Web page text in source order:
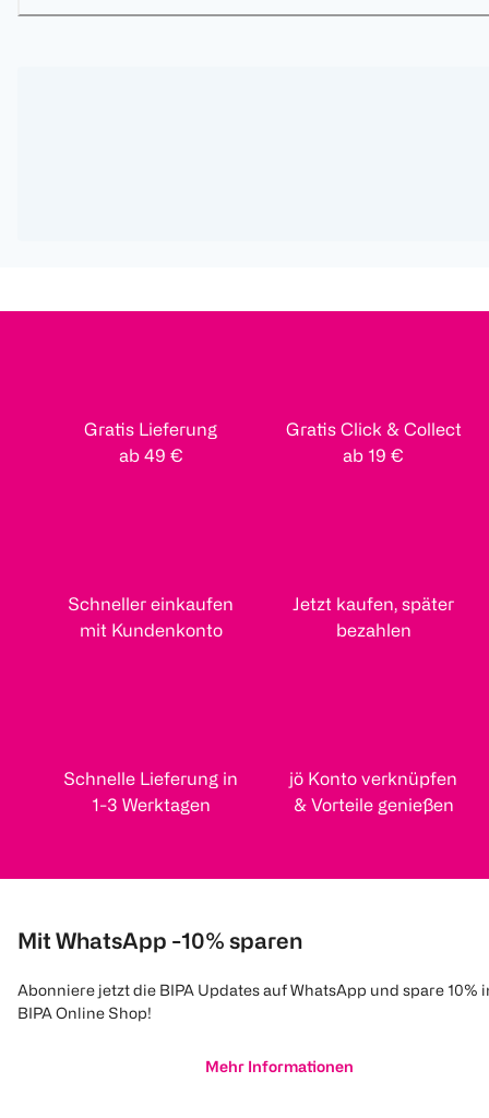
Gratis Lieferung
ab 49 €
Gratis Click & Collect
ab 19 €
Schneller einkaufen
mit Kundenkonto
Jetzt kaufen, später
bezahlen
Schnelle Lieferung in
1-3 Werktagen
jö Konto verknüpfen
& Vorteile genießen
Mit WhatsApp -10% sparen
Abonniere jetzt die BIPA Updates auf WhatsApp und spare 10%
BIPA Online Shop!
Mehr Informationen